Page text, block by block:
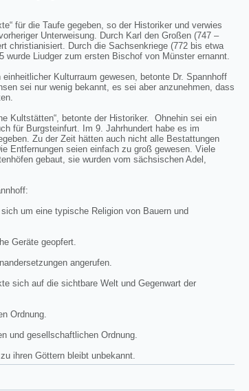
für die Taufe gegeben, so der Historiker und verwies
Unterweisung. Durch Karl den Großen (747 –
christianisiert. Durch die Sachsenkriege (772 bis etwa
wurde Liudger zum ersten Bischof von Münster ernannt.
Kulturraum gewesen, betonte Dr. Spannhoff
sei nur wenig bekannt, es sei aber anzunehmen, dass
Kultstätten“, betonte der Historiker. Ohnehin sei ein
für Burgsteinfurt. Im 9. Jahrhundert habe es im
Zu der Zeit hätten auch nicht alle Bestattungen
Entfernungen seien einfach zu groß gewesen. Viele
gebaut, sie wurden vom sächsischen Adel,
um eine typische Religion von Bauern und
Geräte geopfert.
angerufen.
sich auf die sichtbare Welt und Gegenwart der
Ordnung.
und gesellschaftlichen Ordnung.
ihren Göttern bleibt unbekannt.